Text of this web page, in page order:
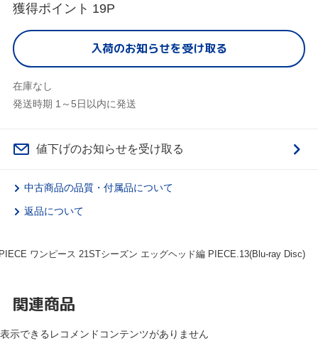
獲得ポイント 19P
入荷のお知らせを受け取る
在庫なし
発送時期 1～5日以内に発送
値下げのお知らせを受け取る
中古商品の品質・付属品について
返品について
ワンピース 21STシーズン エッグヘッド編 PIECE.13(Blu-ray Disc)
関連商品
表示できるレコメンドコンテンツがありません